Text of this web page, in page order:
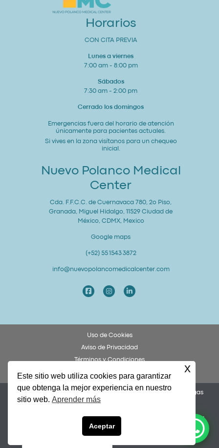
Horarios
CON CITA PREVIA
Lunes a viernes
7:00 am - 8:00 pm
Sábados
7:30 am - 2:00 pm
Cerrado los domingos
Emergencias fuera del horario de atención
únicamente para pacientes actuales.
Si vives en la zona visítanos para un chequeo
inicial.
Nuevo Polanco Medical
Center
Cda. F.F.C.C. de Cuernavaca 780, 2o Piso,
Granada, Miguel Hidalgo, 11529 Ciudad de
México, CDMX, Mexico
Google maps
(+52) 55 1543 3872
info@nuevopolancomedicalcenter.com
Uso de Cookies
Aviso de Privacidad
Términos y Condiciones
Derechos y Obligaciones del Paciente
Permiso COFEPRIS 253300201A0049. Dr. Federico Ulises Villegas
García, Cédula 8873972.
Nuevo Polanco Medical Center y Alto Grado Lab Dental son una
unidad de negocio de Rive Energy Asociados S.A. de C.V. |
altogradolabdental.com
Este sitio web utiliza cookies para garantizar
que obtenga la mejor experiencia en nuestro
sitio web.Aprender más
Aceptar
x